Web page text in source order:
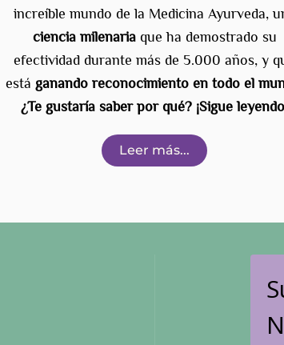
increíble mundo de la Medicina Ayurveda,
ciencia milenariaque ha demostrado su
efectividad durante más de 5.000 años, y
está ganando reconocimiento en todo el
¿Te gustaría saber por qué? ¡Sigue
Leer más...